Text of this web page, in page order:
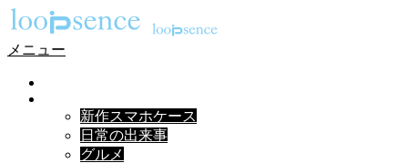
メニュー
新作スマホケース
日常の出来事
グルメ